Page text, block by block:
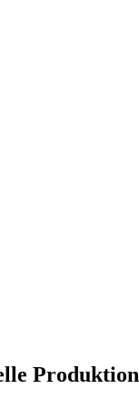
Produktion